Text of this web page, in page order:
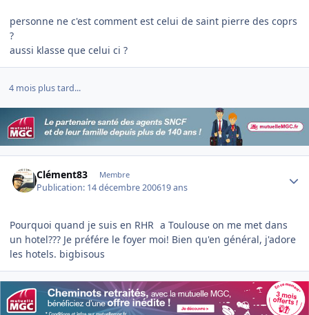
personne ne c'est comment est celui de saint pierre des coprs
?
aussi klasse que celui ci ?
4 mois plus tard...
Clément83 Membre
Publication: 14 décembre 200619 ans
Pourquoi quand je suis en RHR a Toulouse on me met dans
un hotel??? Je préfére le foyer moi! Bien qu'en général, j'adore
les hotels. bigbisous